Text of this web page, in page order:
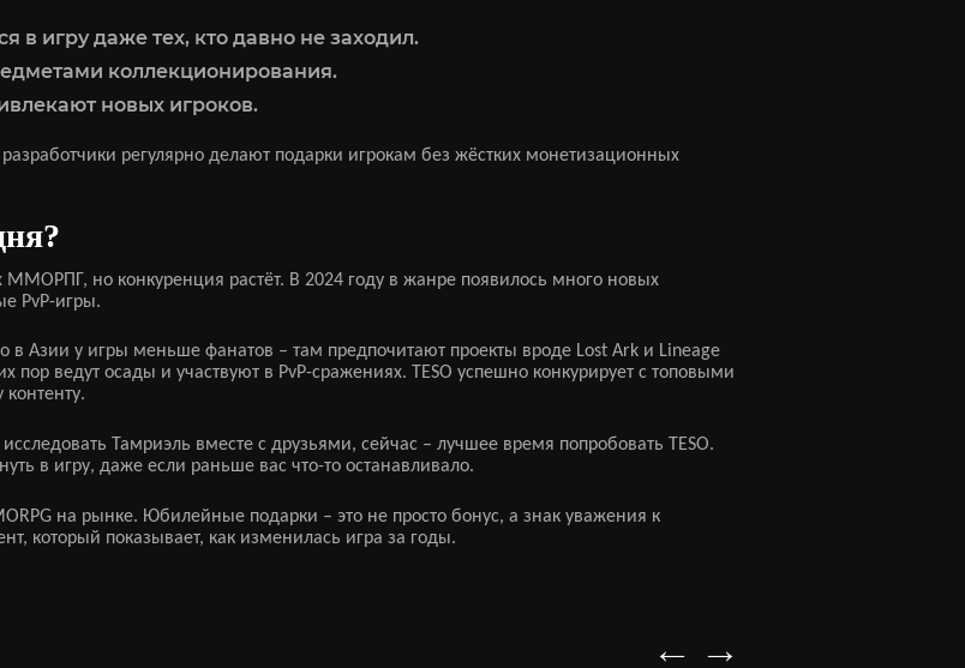
в игру даже тех, кто давно не заходил.
коллекционирования.
новых игроков.
регулярно делают подарки игрокам без жёстких монетизационных
ММОРПГ, но конкуренция растёт. В 2024 году в жанре появилось много новых
PvP-игры.
в Азии у игры меньше фанатов – там предпочитают проекты вроде Lost Ark и Lineage
пор ведут осады и участвуют в PvP-сражениях. TESO успешно конкурирует с топовыми
Тамриэль вместе с друзьями, сейчас – лучшее время попробовать TESO.
в игру, даже если раньше вас что-то останавливало.
на рынке. Юбилейные подарки – это не просто бонус, а знак уважения к
который показывает, как изменилась игра за годы.
← →